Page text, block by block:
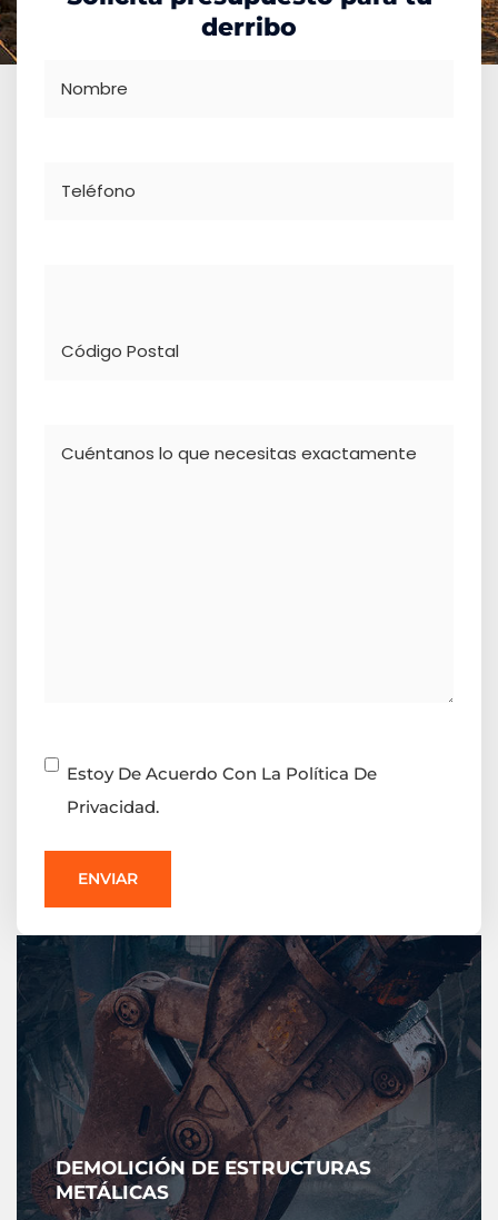
derribo
Consentimiento
Estoy De Acuerdo Con La Política De
Privacidad.
DEMOLICIÓN DE ESTRUCTURAS
METÁLICAS